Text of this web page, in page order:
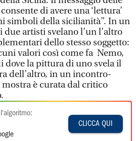
di avere una ‘lettura’
simboli della sicilianità”. In un
due artisti svelano l’un l’altro
dello stesso soggetto:
valori così come fa Nemo,
dove la pittura di uno svela il
dell’altro, in un incontro-
è curata dal critico
CLICCA QUI